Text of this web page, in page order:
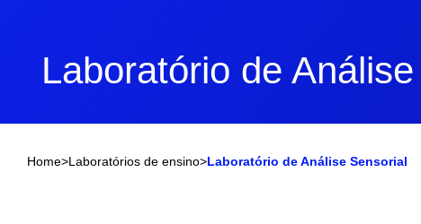
Laboratório de
Home>Laboratórios de ensino>Laboratório de Análise Sensorial